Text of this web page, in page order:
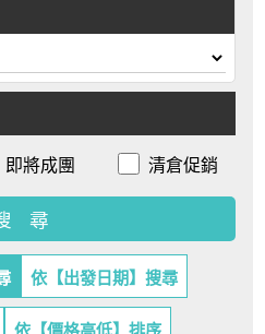
即將成團 清倉促銷
依【出發日期】搜尋